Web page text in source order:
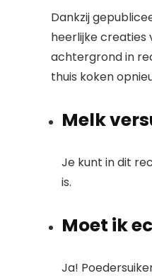
Dankzij
heerlijke creaties
achtergrond in
thuis koken
Melk
Je kunt in dit
is.
Moet ik
Ja!